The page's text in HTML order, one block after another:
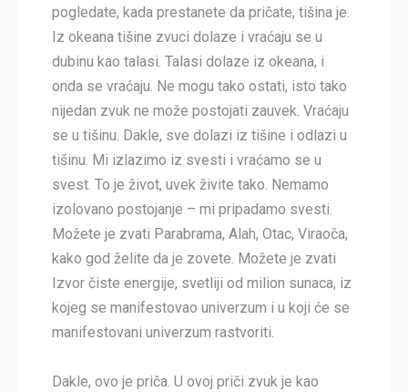
pogledate, kada prestanete da pričate, tišina je.
Iz okeana tišine zvuci dolaze i vraćaju se u
dubinu kao talasi. Talasi dolaze iz okeana, i
onda se vraćaju. Ne mogu tako ostati, isto tako
nijedan zvuk ne može postojati zauvek. Vraćaju
se u tišinu. Dakle, sve dolazi iz tišine i odlazi u
tišinu. Mi izlazimo iz svesti i vraćamo se u
svest. To je život, uvek živite tako. Nemamo
izolovano postojanje – mi pripadamo svesti.
Možete je zvati Parabrama, Alah, Otac, Viraoča,
kako god želite da je zovete. Možete je zvati
Izvor čiste energije, svetliji od milion sunaca, iz
kojeg se manifestovao univerzum i u koji će se
manifestovani univerzum rastvoriti.
Dakle, ovo je priča. U ovoj priči zvuk je kao